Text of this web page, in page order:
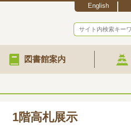
English
図書館案内
1階高札展示